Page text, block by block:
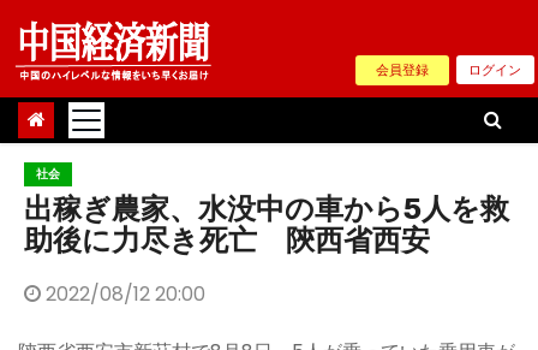
Skip
content
会員登録 ログイン
社会
出稼ぎ農家、水没中の車から5人を救
助後に力尽き死亡 陝西省西安
2022/08/12 20:00